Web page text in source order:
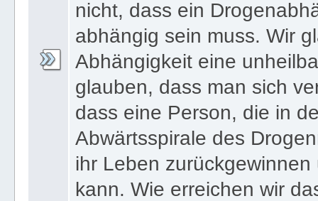
nicht, dass ein
abhängig sein muss. Wir
Abhängigkeit eine
glauben, dass man sich
dass eine Person, die in
Abwärtsspirale des
ihr Leben
kann. Wie erreichen wir